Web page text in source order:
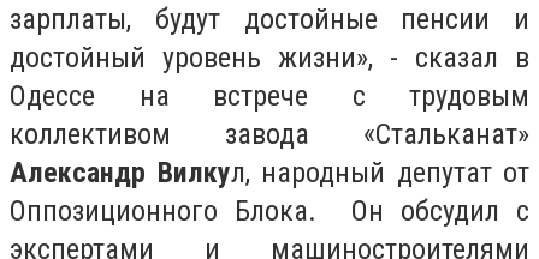
зарплаты, будут достойные пенсии и
достойный уровень жизни», - сказал в
Одессе на встрече с трудовым
коллективом завода «Стальканат»
Александр Вилкул, народный депутат от
Оппозиционного Блока. Он обсудил с
экспертами и машиностроителями